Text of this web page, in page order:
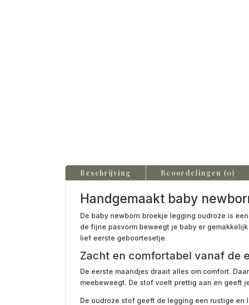
Beschrijving Beoordelingen (0)
Handgemaakt baby
De baby newborn broekje legging oudroze is
de fijne pasvorm beweegt je baby er
lief eerste geboortesetje.
Zacht en comfortabel vanaf de
De eerste maandjes draait alles om comfort.
meebeweegt. De stof voelt prettig aan en geeft
De oudroze stof geeft de legging een rustige